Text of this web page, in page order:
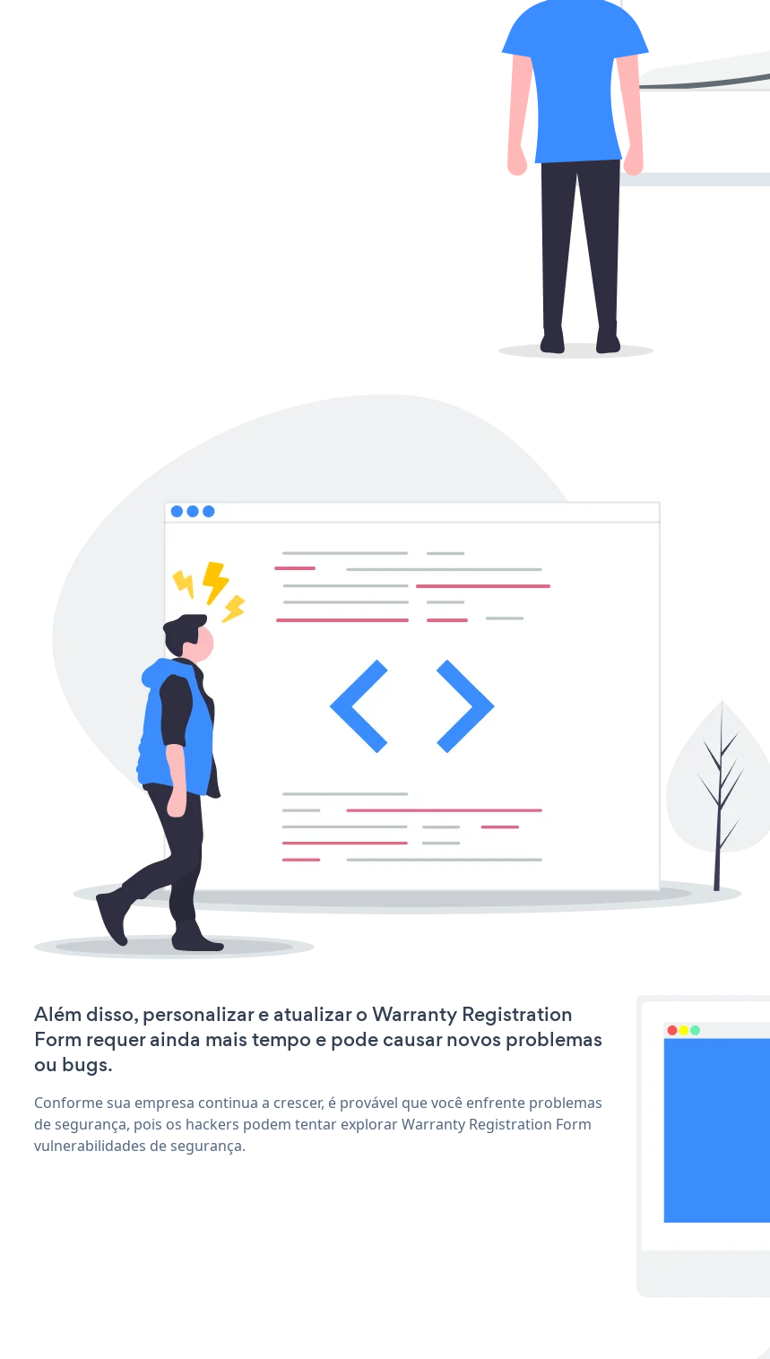
Além disso, personalizar e atualizar o Warranty Registration
Form requer ainda mais tempo e pode causar novos problemas
ou bugs.
Conforme sua empresa continua a crescer, é provável que você enfrente problemas
de segurança, pois os hackers podem tentar explorar Warranty Registration Form
vulnerabilidades de segurança.